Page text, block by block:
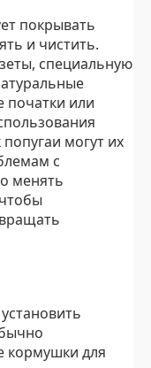
покрывать
и чистить.
специальную
початки или
могут их
с
менять
кормушки для